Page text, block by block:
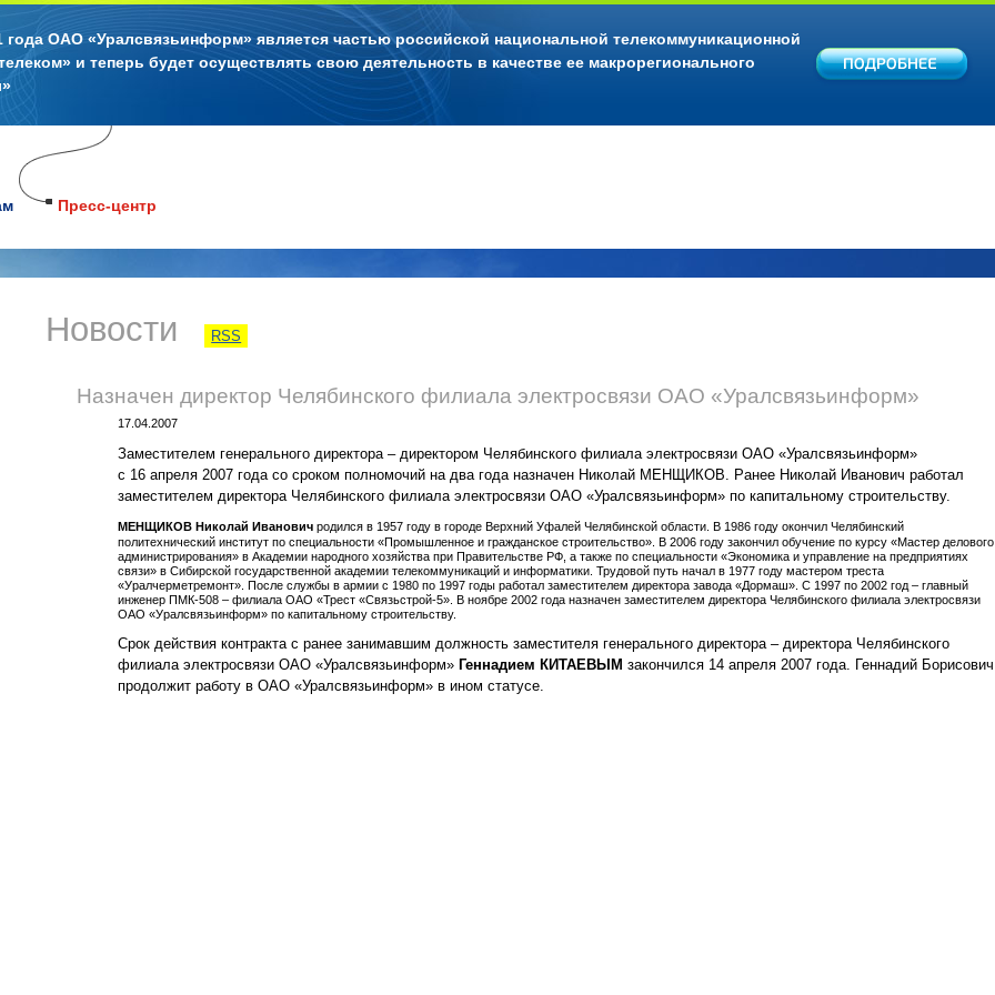
года ОАО «Уралсвязьинформ» является частью российской национальной телекоммуникационной
и теперь будет осуществлять свою деятельность в качестве ее макрорегионального
Пресс-центр
Новости RSS
Назначен директор Челябинского филиала электросвязи ОАО «Уралсвязьинформ»
17.04.2007
Заместителем генерального директора – директором Челябинского филиала электросвязи ОАО «Уралсвязьинформ»
с 16 апреля 2007 года со сроком полномочий на два года назначен Николай МЕНЩИКОВ. Ранее Николай Иванович работал
заместителем директора Челябинского филиала электросвязи ОАО «Уралсвязьинформ» по капитальному строительству.
МЕНЩИКОВ Николай Иванович родился в 1957 году в городе Верхний Уфалей Челябинской области. В 1986 году окончил Челябинский
политехнический институт по специальности «Промышленное и гражданское строительство». В 2006 году закончил обучение по курсу «Мастер делового
администрирования» в Академии народного хозяйства при Правительстве РФ, а также по специальности «Экономика и управление на предприятиях
связи» в Сибирской государственной академии телекоммуникаций и информатики. Трудовой путь начал в 1977 году мастером треста
«Уралчерметремонт». После службы в армии с 1980 по 1997 годы работал заместителем директора завода «Дормаш». С 1997 по 2002 год – главный
инженер ПМК-508 – филиала ОАО «Трест «Связьстрой-5». В ноябре 2002 года назначен заместителем директора Челябинского филиала электросвязи
ОАО «Уралсвязьинформ» по капитальному строительству.
Срок действия контракта с ранее занимавшим должность заместителя генерального директора – директора Челябинского
филиала электросвязи ОАО «Уралсвязьинформ» Геннадием КИТАЕВЫМ закончился 14 апреля 2007 года. Геннадий Борисович
продолжит работу в ОАО «Уралсвязьинформ» в ином статусе.